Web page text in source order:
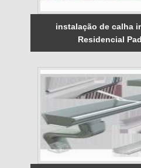
instalação de calha
Residencial